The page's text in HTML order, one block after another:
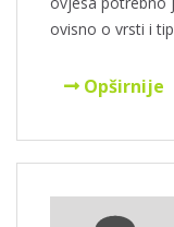
ovisno o vrsti i
Opširnije